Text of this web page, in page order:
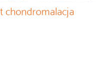
chondromalacja